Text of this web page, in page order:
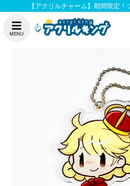
【アクリルチャーム】期間限定
MENU